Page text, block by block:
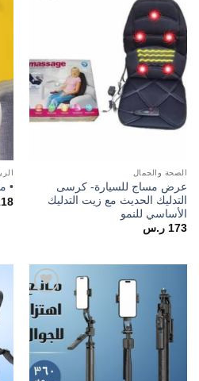
الصحة والجمال
عرض مساج للسيارة- كرسى
التدليك الحديث مع زيت التدليك
الأساسي للنمو
173 ر.س
•
Add to
wishlist